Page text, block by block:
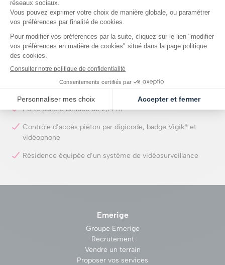
Résidence décorée par une architecte d’intérieur
Marbre Grand Antique pour habiller le sol du hall ; moquette
dessinée spécialement pour les paliers
Poignées de portes en bronze, appliques en albâtre et
Locaux vélos et poussettes en rez-de-chaussée ; parking
Porte palière blindée de 2,14 m
Contrôle d’accès piéton par digicode, badge Vigik® et
vidéophone
Résidence équipée d’un système de vidéosurveillance
Emerige
Groupe Emerige
Recrutement
Vendre un terrain
Proposer vos services